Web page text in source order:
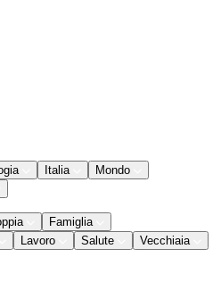
Italia
Mondo
Famiglia
Lavoro Salute
Vecchiaia